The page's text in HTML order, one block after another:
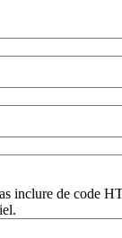
inclure de code